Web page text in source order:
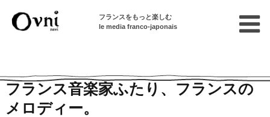
フランスをもっと楽しむ
le media franco-japonais
フランス音楽家ふたり、フランスの
メロディー。